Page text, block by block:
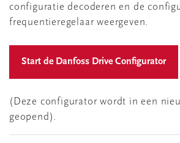
configuratie decoderen en de
frequentieregelaar weergeven.
(Deze configurator wordt in een
geopend).